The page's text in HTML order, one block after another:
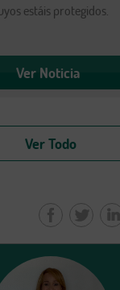
estáis protegidos.
Ver Noticia
Ver Todo